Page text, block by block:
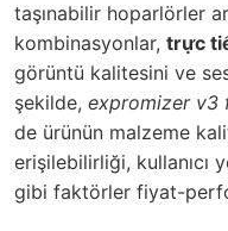
taşınabilir hoparlörler
kombinasyonlar, trực
görüntü kalitesini ve
şekilde, expromizer v3
de ürünün malzeme
erişilebilirliği, kullanıcı
gibi faktörler fiyat-